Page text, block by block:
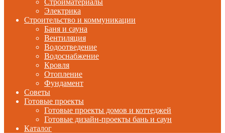
Стройматериалы
Электрика
Строительство и коммуникации
Баня и сауна
Вентиляция
Водоотведение
Водоснабжение
Кровля
Отопление
Фундамент
Советы
Готовые проекты
Готовые проекты домов и коттеджей
Готовые дизайн-проекты бань и саун
Каталог